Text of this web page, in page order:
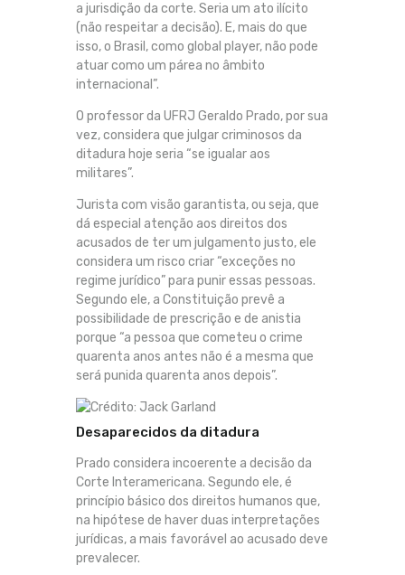
a jurisdição da corte. Seria um ato ilícito
(não respeitar a decisão). E, mais do que
isso, o Brasil, como global player, não pode
atuar como um párea no âmbito
internacional”.
O professor da UFRJ Geraldo Prado, por sua
vez, considera que julgar criminosos da
ditadura hoje seria “se igualar aos
militares”.
Jurista com visão garantista, ou seja, que
dá especial atenção aos direitos dos
acusados de ter um julgamento justo, ele
considera um risco criar “exceções no
regime jurídico” para punir essas pessoas.
Segundo ele, a Constituição prevê a
possibilidade de prescrição e de anistia
porque “a pessoa que cometeu o crime
quarenta anos antes não é a mesma que
será punida quarenta anos depois”.
Desaparecidos da ditadura
Prado considera incoerente a decisão da
Corte Interamericana. Segundo ele, é
princípio básico dos direitos humanos que,
na hipótese de haver duas interpretações
jurídicas, a mais favorável ao acusado deve
prevalecer.